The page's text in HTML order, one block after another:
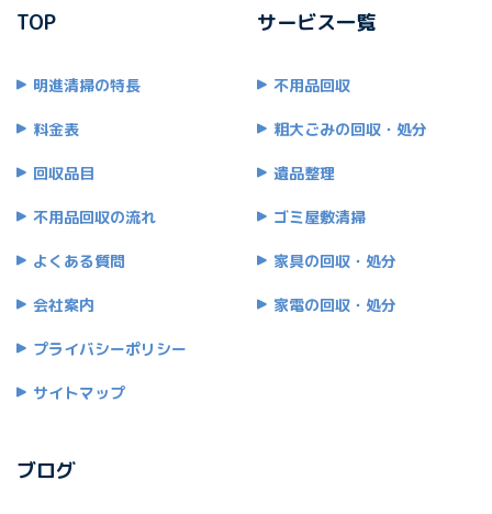
TOP
明進清掃の特長
料金表
回収品目
不用品回収の流れ
よくある質問
会社案内
プライバシーポリシー
サイトマップ
サービス一覧
不用品回収
粗大ごみの回収・処分
遺品整理
ゴミ屋敷清掃
家具の回収・処分
家電の回収・処分
ブログ